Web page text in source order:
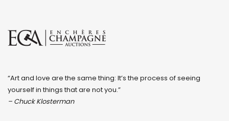
“Art and love are the same thing: It’s the process of seeing
yourself in things that are not you.”
– Chuck Klosterman